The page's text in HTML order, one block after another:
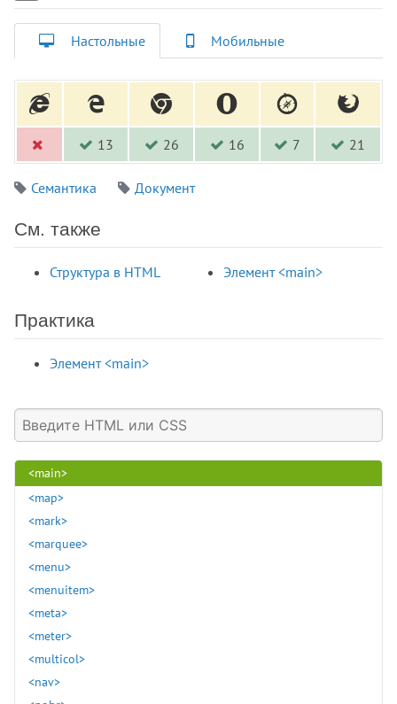
Настольные Мобильные
13 26 16 7 21
Семантика Документ
См. также
Структура в HTML Элемент <main>
Практика
Элемент <main>
<h5>
<h6>
<header>
<hgroup>
<hr>
<html>
<iframe>
<input>
<keygen>
<label>
<link>
<listing>
<main>
<map>
<mark>
<marquee>
<menu>
<menuitem>
<meta>
<meter>
<multicol>
<nav>